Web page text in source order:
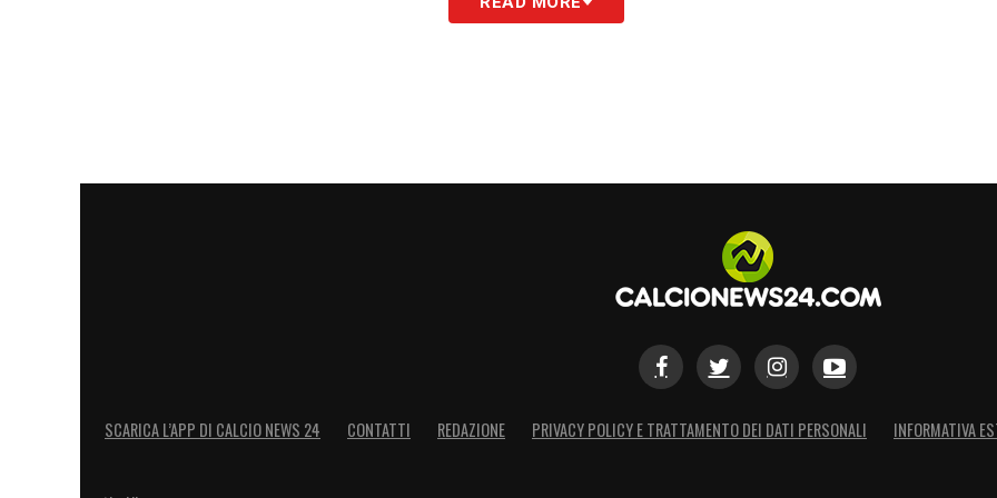
SCARICA L’APP DI CALCIO NEWS 24 CONTATTI REDAZIONE PRIVACY POLICY E TRATTAMENTO DEI DATI PERSONALI INFORMATIVA